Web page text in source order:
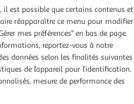
-30 %
26,99€
18,99€
il est possible que certains contenus et
réapparaître ce menu pour modifier
mes préférences" en bas de page.
reportez-vous à notre
données selon les finalités suivantes
de l’appareil pour l’identification.
mesure de performance des